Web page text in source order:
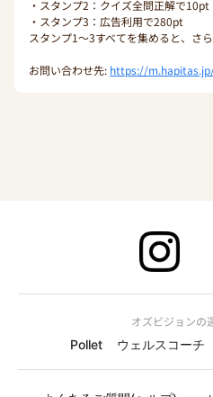
・スタンプ2：クイズ全問正解で10pt
・スタンプ3：広告利用で280pt
スタンプ1〜3すべてを集めると、さ
お問い合わせ先: https://
オズビジョンの
Pollet
ウェルスコーチ